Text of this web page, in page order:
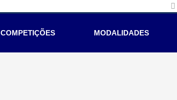
COMPETIÇÕES MODALIDADES